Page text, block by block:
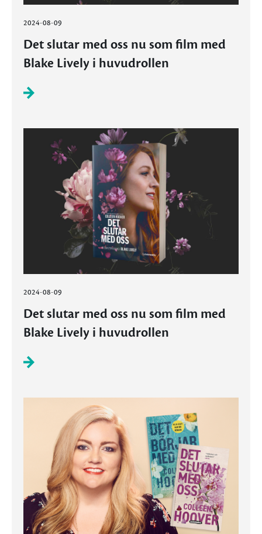
2024-08-09
Det slutar med oss nu som film med
Blake Lively i huvudrollen
2024-08-09
Det slutar med oss nu som film med
Blake Lively i huvudrollen